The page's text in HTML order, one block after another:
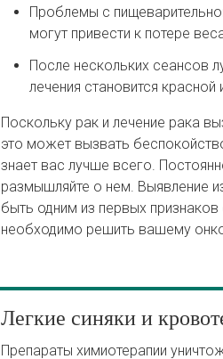
Проблемы с
могут привести к потере
После нескольких сеансов
лечения становится красной
Поскольку рак и лечение рака
это может вызвать
знает вас лучше всего.
размышляйте о нем. Выявление
быть одним из первых
необходимо решить вашему
Легкие синяки и
Препараты химиотерапии